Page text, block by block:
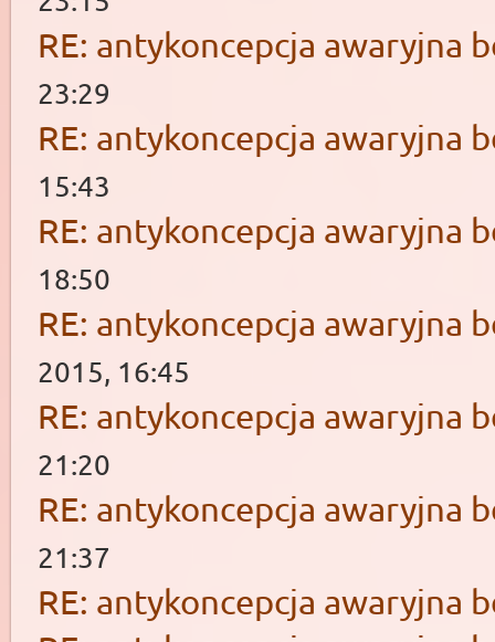
RE: antykoncepcja awaryjna
23:29
RE: antykoncepcja awaryjna
15:43
RE: antykoncepcja awaryjna
18:50
RE: antykoncepcja awaryjna
2015, 16:45
RE: antykoncepcja awaryjna
21:20
RE: antykoncepcja awaryjna
21:37
RE: antykoncepcja awaryjna